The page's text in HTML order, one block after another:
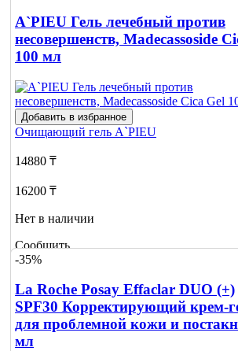
A`PIEU Гель лечебный против
несовершенств, Madecassoside
100 мл
Добавить в избранное
Очищающий гель A`PIEU
14880 ₸
16200 ₸
Нет в наличии
Сообщить
о наличии
-35%
La Roche Posay Effaclar DUO (+)
SPF30 Корректирующий крем-
для проблемной кожи и
мл